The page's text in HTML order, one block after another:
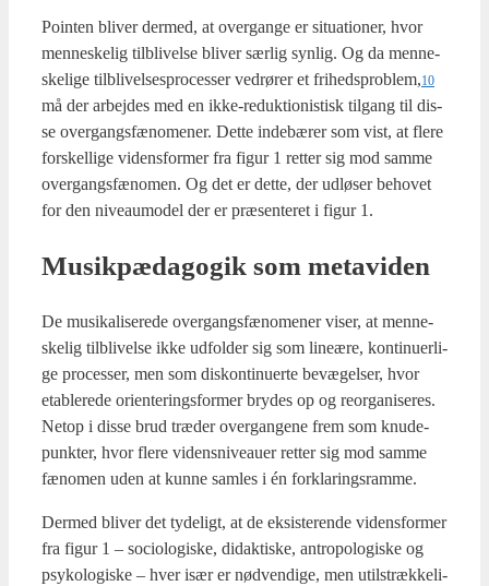
Poin­ten bli­ver der­med, at over­gan­ge er situ­a­tio­ner, hvor
men­ne­ske­lig til­bli­vel­se bli­ver sær­lig syn­lig. Og da men­ne­
ske­li­ge til­bli­vel­ses­pro­ces­ser ved­rø­rer et frihedsproblem,10
må der arbej­des med en ikke-reduk­tio­ni­stisk til­gang til dis­
se over­gangs­fæ­no­me­ner. Det­te inde­bæ­rer som vist, at fle­re
for­skel­li­ge videns­for­mer fra figur 1 ret­ter sig mod sam­me
over­gangs­fæ­no­men. Og det er det­te, der udlø­ser beho­vet
for den niveau­mo­del der er præ­sen­te­ret i figur 1.
Musik­pæ­da­go­gik som metavi­den
De musi­ka­li­se­re­de over­gangs­fæ­no­me­ner viser, at men­ne­
ske­lig til­bli­vel­se ikke udfol­der sig som line­æ­re, kon­ti­nu­er­li­
ge pro­ces­ser, men som dis­kon­ti­nu­er­te bevæ­gel­ser, hvor
etab­le­re­de ori­en­te­rings­for­mer bry­des op og reor­ga­ni­se­res.
Net­op i dis­se brud træ­der over­gan­ge­ne frem som knu­de­
punk­ter, hvor fle­re videns­ni­veau­er ret­ter sig mod sam­me
fæno­men uden at kun­ne sam­les i én for­kla­rings­ram­me.
Der­med bli­ver det tyde­ligt, at de eksi­ste­ren­de videns­for­mer
fra figur 1 – socio­lo­gi­ske, didak­ti­ske, antro­po­lo­gi­ske og
psy­ko­lo­gi­ske – hver især er nød­ven­di­ge, men util­stræk­ke­li­